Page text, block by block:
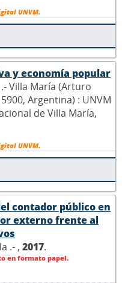
UNVM.
y economía popular
Villa María (Arturo
Argentina) : UNVM
de Villa María,
UNVM.
contador público en
externo frente al
.- , 2017.
en formato papel.